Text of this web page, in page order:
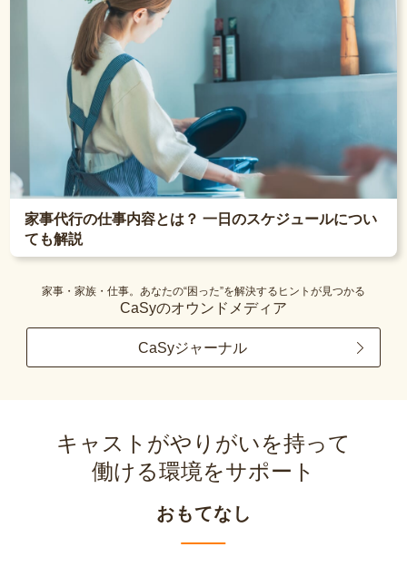
家事代行の仕事内容とは？ 一日のスケジュールについ
ても解説
家事・家族・仕事。あなたの“困った”を解決するヒントが見つかる
CaSyのオウンドメディア
CaSyジャーナル
キャストがやりがいを持って
働ける環境をサポート
おもてなし